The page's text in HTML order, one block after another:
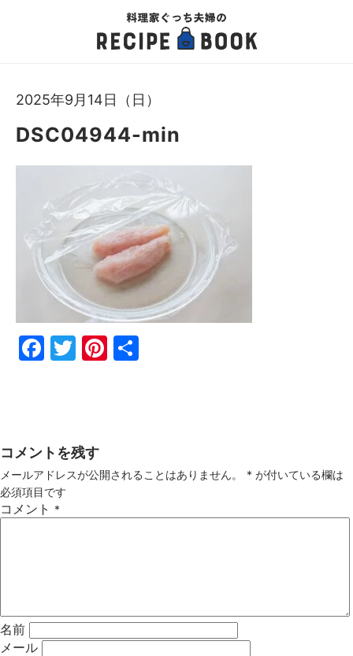
2025年9月14日（日）
DSC04944-min
Fac
Twi
Pin
コメントを残す
メールアドレスが公開されることはありません。 * が付いている欄は
必須項目です
コメント *
名前
メール